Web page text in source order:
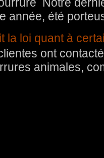
année, été
la loi quant à
ont
animales,